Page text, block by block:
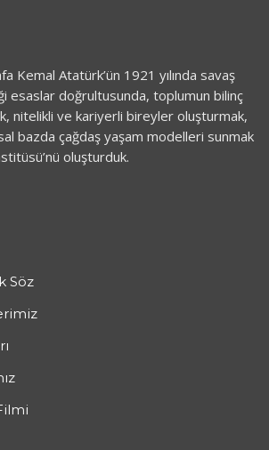
Kemal Atatürk’ün 1921 yılında savaş
esaslar doğrultusunda, toplumun bilinç
nitelikli ve kariyerli bireyler oluşturmak,
bazda çağdaş yaşam modelleri sunmak
oluşturduk.
Söz